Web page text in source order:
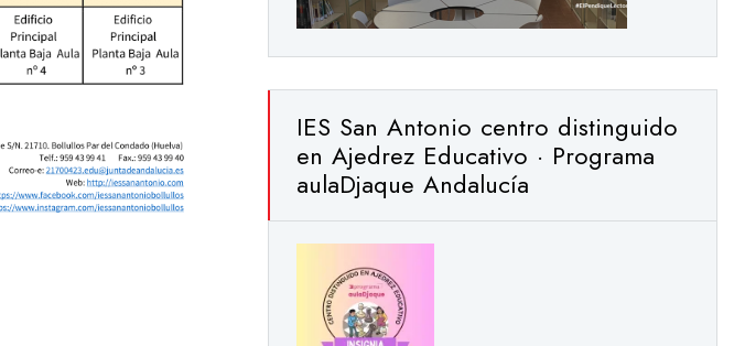
IES San Antonio centro distinguido
en Ajedrez Educativo · Programa
aulaDjaque Andalucía